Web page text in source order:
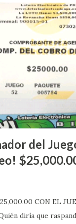
López. Sobre el
el mismo se
y los jugadores
del mismo a través
anticipadas de
Pega 2, Pega 3 Pega 4
del
CON EL
diría que